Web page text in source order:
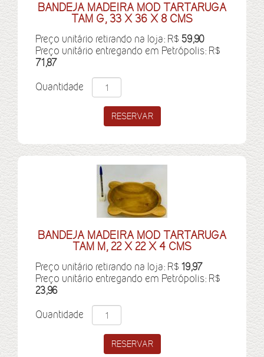
BANDEJA MADEIRA MOD TARTARUGA
TAM G, 33 X 36 X 8 CMS
Preço unitário retirando na loja: R$ 59,90
Preço unitário entregando em Petrópolis: R$
71,87
Quantidade
BANDEJA MADEIRA MOD TARTARUGA
TAM M, 22 X 22 X 4 CMS
Preço unitário retirando na loja: R$ 19,97
Preço unitário entregando em Petrópolis: R$
23,96
Quantidade